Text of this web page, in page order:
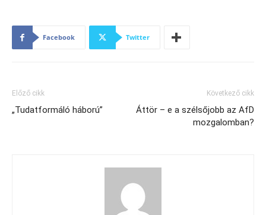
Facebook Twitter
Előző cikk
„Tudatformáló háború”
Következő cikk
Áttör – e a szélsőjobb az AfD
mozgalomban?